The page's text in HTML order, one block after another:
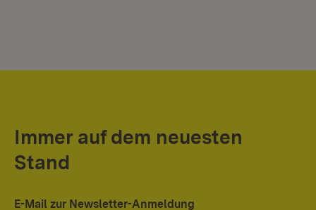
Immer auf dem neuesten
Stand
E-Mail zur Newsletter-Anmeldung